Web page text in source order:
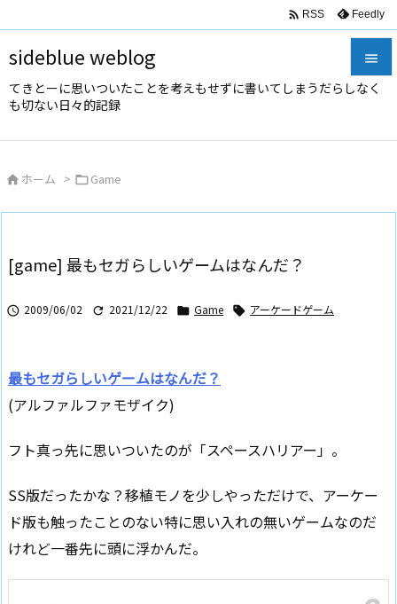
sideblue weblog
てきとーに思いついたことを考えもせずに書いてしまうだらしなく
も切ない日々的記録



 RSS Feedly
 ホーム > Game
[game] 最もセガらしいゲームはなんだ？
 2009/06/02  2021/12/22  Game  アーケードゲーム
最もセガらしいゲームはなんだ？
(アルファルファモザイク)
フト真っ先に思いついたのが「スペースハリアー」。
SS版だったかな？移植モノを少しやっただけで、アーケー
ド版も触ったことのない特に思い入れの無いゲームなのだ
けれど一番先に頭に浮かんだ。